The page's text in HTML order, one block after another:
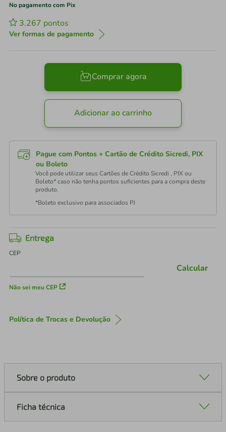
No pagamento com Pix
3.267 pontos
Ver formas de pagamento
Comprar agora
Adicionar ao carrinho
Pague com Pontos + Cartão de Crédito Sicredi, PIX
ou Boleto
Você pode utilizar seus Cartões de Crédito Sicredi , PIX ou
Boleto* caso não tenha pontos suficientes para a compra deste
produto.
*Boleto exclusivo para associados PJ
Entrega
CEP
Não sei meu CEP
Calcular
Política de Trocas e Devolução
Sobre o produto
Ficha técnica